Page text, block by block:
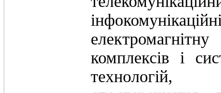
комплексів і
технологій,